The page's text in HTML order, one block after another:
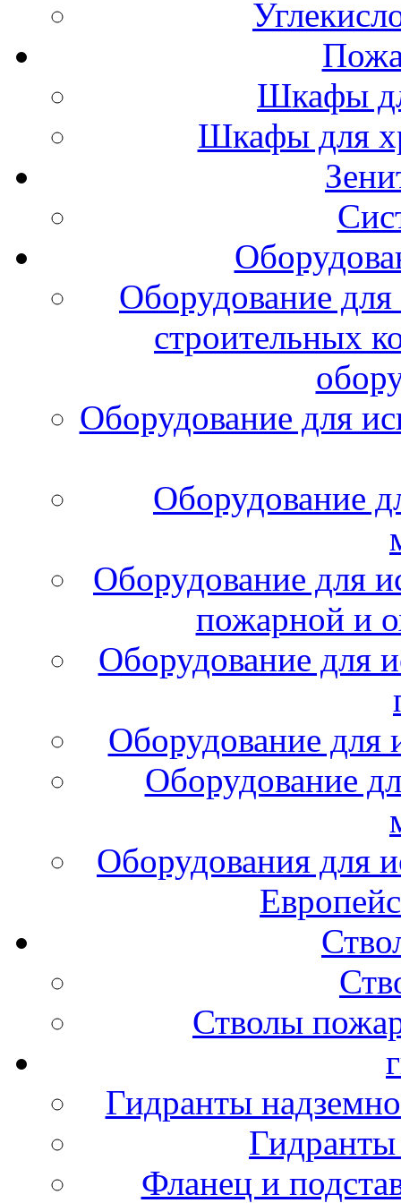
Шкафы
Шкафы для
Оборудование
строительных
Оборудование для
Оборудование
Оборудование для
пожарной и
Оборудование для
Оборудование для
Оборудование
Оборудования для
Стволы
Гидранты
Фланец и